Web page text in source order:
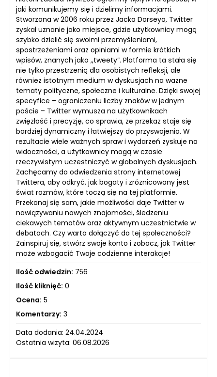
jaki komunikujemy się i dzielimy informacjami.
Stworzona w 2006 roku przez Jacka Dorseya, Twitter
zyskał uznanie jako miejsce, gdzie użytkownicy mogą
szybko dzielić się swoimi przemyśleniami,
spostrzeżeniami oraz opiniami w formie krótkich
wpisów, znanych jako „tweety”. Platforma ta stała się
nie tylko przestrzenią dla osobistych refleksji, ale
również istotnym medium w dyskusjach na ważne
tematy polityczne, społeczne i kulturalne. Dzięki swojej
specyfice – ograniczeniu liczby znaków w jednym
poście – Twitter wymusza na użytkownikach
zwięzłość i precyzję, co sprawia, że przekaz staje się
bardziej dynamiczny i łatwiejszy do przyswojenia. W
rezultacie wiele ważnych spraw i wydarzeń zyskuje na
widoczności, a użytkownicy mogą w czasie
rzeczywistym uczestniczyć w globalnych dyskusjach.
Zachęcamy do odwiedzenia strony internetowej
Twittera, aby odkryć, jak bogaty i zróżnicowany jest
świat rozmów, które toczą się na tej platformie.
Przekonaj się sam, jakie możliwości daje Twitter w
nawiązywaniu nowych znajomości, śledzeniu
ciekawych tematów oraz aktywnym uczestnictwie w
debatach. Czy warto dołączyć do tej społeczności?
Zainspiruj się, stwórz swoje konto i zobacz, jak Twitter
może wzbogacić Twoje codzienne interakcje!
Ilość odwiedzin: 756
Ilość kliknięć: 0
Ocena: 5
Komentarzy: 3
Data dodania: 24.04.2024
Ostatnia wizyta: 06.08.2026